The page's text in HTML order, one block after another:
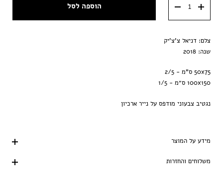
100x150 ס״מ הוספה לסל
צלם: דניאל צ'צ'יק
שנה: 2018
50x75 ס"מ - 2/5
100x150 ס״מ - 1/5
נגטיב צבעוני מודפס על נייר ארכיון
מידע על המוצר
משלוחים והחזרות